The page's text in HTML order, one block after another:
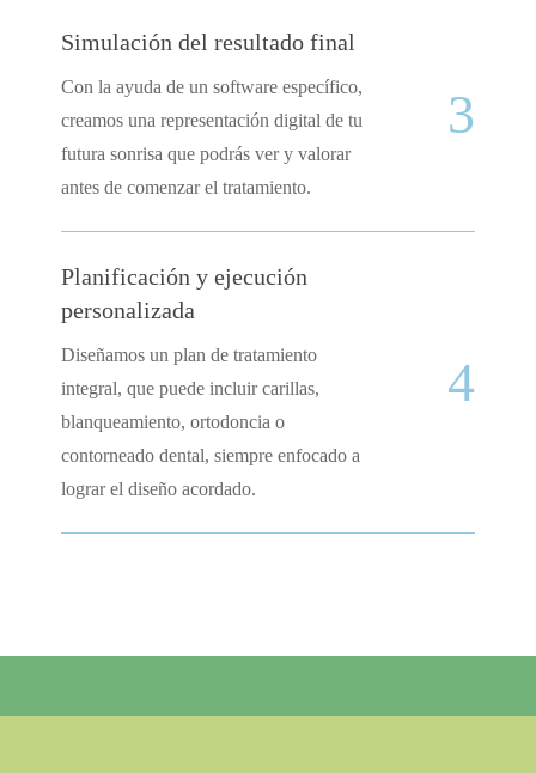
Simulación del resultado final
Con la ayuda de un software específico,
creamos una representación digital de tu
futura sonrisa que podrás ver y valorar
antes de comenzar el tratamiento.
3
Planificación y ejecución
personalizada
Diseñamos un plan de tratamiento
integral, que puede incluir carillas,
blanqueamiento, ortodoncia o
contorneado dental, siempre enfocado a
lograr el diseño acordado.
4